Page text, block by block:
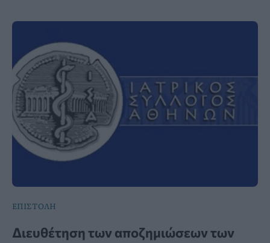
ΕΠΙΣΤΟΛΗ
Διευθέτηση των αποζημιώσεων των